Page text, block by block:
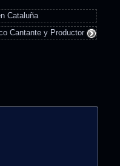
Cataluña
Cantante y Productor